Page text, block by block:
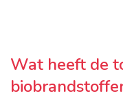
Wat heeft de